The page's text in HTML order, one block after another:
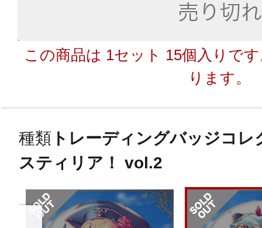
この商品は 1セット 15個入りで
ります。
種類 トレーディングバッジコ
スティリア！ vol.2